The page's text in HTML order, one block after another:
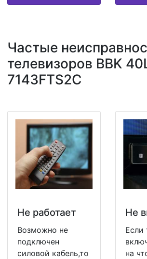
Частые
телевизоров BBK
7143FTS2C
Не работает
Возможно не
подключен
силовой кабель,то
Не
Если
на